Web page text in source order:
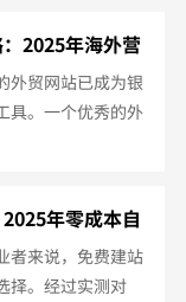
简单，维护方便
短期活动专题页预
务巨网时代、建站
功能内置银川服
2025年海外营
外贸网站已成为银
具。一个优秀的外
更要符合国际买家
语、阿拉伯语）
言切换醒目位置国
避免中式设计元
年零成本自
者来说，免费建站
择。经过实测对